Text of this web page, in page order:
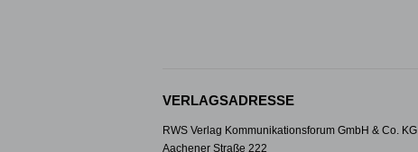
VERLAGSADRESSE
RWS Verlag Kommunikationsforum GmbH & Co. KG
Aachener Straße 222